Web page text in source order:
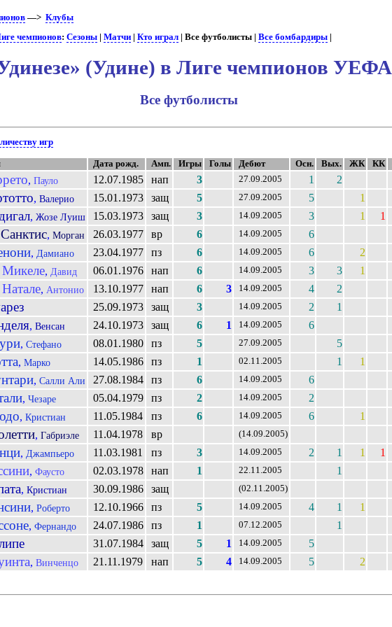
—>Клубы
чемпионов:Сезоны |Матчи |Кто играл | Все футболисты |Все бомбардиры |
(Удине) в Лиге чемпионов УЕФА
Все футболисты
игр
Дата рожд. Амп. Игры Голы Дебют Осн. Вых. ЖК КК
, Пауло 12.07.1985 нап 3 27.09.2005 1 2
, Валерио 15.01.1973 защ 5 27.09.2005 5 1
, Жозе Луиш 15.03.1973 защ 3 14.09.2005 3 1 1
, Морган 26.03.1977 вр 6 14.09.2005 6
, Дамиано 23.04.1977 пз 6 14.09.2005 6 2
, Давид 06.01.1976 нап 6 14.09.2005 3 3 1
, Антонио 13.10.1977 нап 6 3 14.09.2005 4 2
25.09.1973 защ 3 14.09.2005 2 1
, Венсан 24.10.1973 защ 6 1 14.09.2005 6
, Стефано 08.01.1980 пз 5 27.09.2005 5
, Марко 14.05.1986 пз 1 02.11.2005 1 1
, Салли Али 27.08.1984 пз 6 14.09.2005 6
, Чезаре 05.04.1979 пз 2 14.09.2005 2
, Кристиан 11.05.1984 пз 6 14.09.2005 6 1
, Габриэле 11.04.1978 вр (14.09.2005)
, Джампьеро 11.03.1981 пз 3 14.09.2005 2 1 1 1
, Фаусто 02.03.1978 нап 1 22.11.2005 1
, Кристиан 30.09.1986 защ (02.11.2005)
, Роберто 12.10.1966 пз 5 14.09.2005 4 1 1
, Фернандо 24.07.1986 пз 1 07.12.2005 1
31.07.1984 защ 5 1 14.09.2005 5
, Винченцо 21.11.1979 нап 5 4 14.09.2005 5 2